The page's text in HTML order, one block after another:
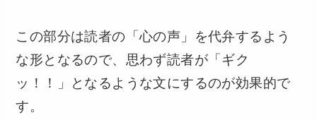
この部分は読者の「心の声」を代弁するよう
な形となるので、思わず読者が「ギク
ッ！！」となるような文にするのが効果的で
す。